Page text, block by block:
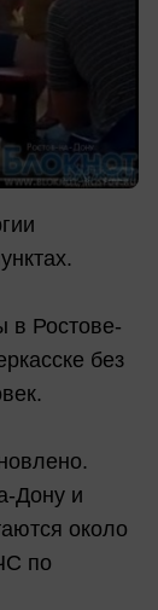
в Ростове-
без
Дону и
около
по